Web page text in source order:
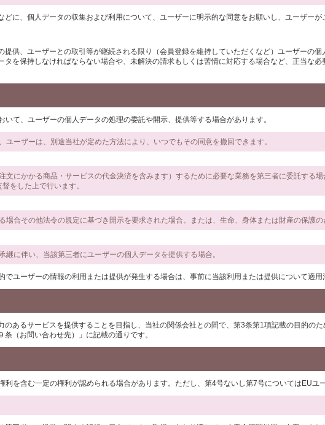
に、個人データの収集および利用について、ユーザーに明示的な同意をお願いし、ユーザー
供、ユーザーとの取引等が継続される限り（会員登録を維持していただくなど）ユーザーの
を保持しなければならない場合や、未解決の請求もしくは苦情に対応する場合など、正当な
て、ユーザーの個人データの処理の委託や開示、提供等する場合があります。
ーザーは、別途当社が定めた方法により、いつでもその同意を撤回できます。
にかかる商品・サービスの代金決済を含みます）するために必要な業務を第三者に委託する
をした上で行います。
合その他法令の規定に基づき開示を要求された場合。または、生命、身体または財産の保護の
に伴い、当該第三者にユーザーの個人データを提供する場合。
ユーザーの情報の利用または提供が発生する場合は、事前に当該利用または提供について適用
あるサービスを提供することを目指し、当社の関係会社との間で、第3条第1項記載の目的の
（お問い合わせ先）」に記載の通りです。
を含む一定の権利が認められる場合があります。ただし、第4号ないし第7号についてはEUユ